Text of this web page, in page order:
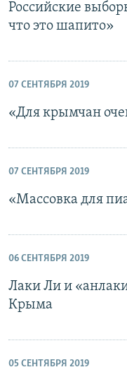
Российские
что это шапито»
07 СЕНТЯБРЯ 2019
«Для крымчан
07 СЕНТЯБРЯ 2019
«Массовка для
06 СЕНТЯБРЯ 2019
Лаки Ли и
Крыма
05 СЕНТЯБРЯ 2019